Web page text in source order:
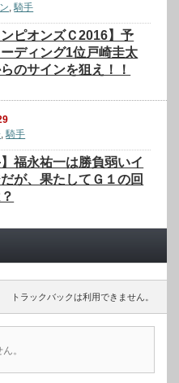
,騎手
ンピオンズＣ2016】予
ディング1位戸崎圭太
のサインを狙え！！
,騎手
】福永祐一は勝負弱いイ
が、果たしてＧ１の回
トラックバックは利用できません。
。